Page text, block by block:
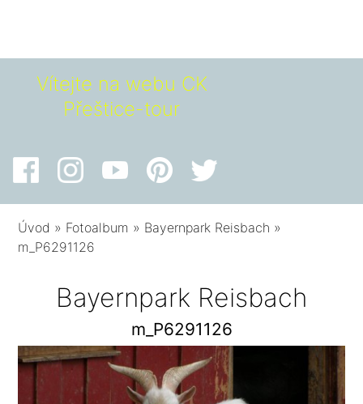
Vítejte na webu CK
Přeštice-tour
Úvod » Fotoalbum » Bayernpark Reisbach »
m_P6291126
Bayernpark Reisbach
m_P6291126